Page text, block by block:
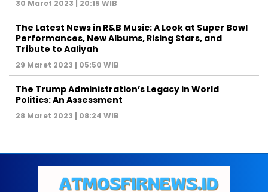
30 Maret 2023 | 20:15 WIB
The Latest News in R&B Music: A Look at Super Bowl
Performances, New Albums, Rising Stars, and
Tribute to Aaliyah
29 Maret 2023 | 05:50 WIB
The Trump Administration’s Legacy in World
Politics: An Assessment
28 Maret 2023 | 08:24 WIB